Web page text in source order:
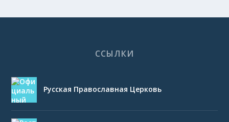
ССЫЛКИ
Русская Православная Церковь